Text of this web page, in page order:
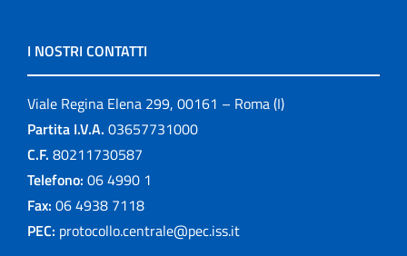
I NOSTRI CONTATTI
Viale Regina Elena 299, 00161 – Roma (I)
Partita I.V.A. 03657731000
C.F. 80211730587
Telefono: 06 4990 1
Fax: 06 4938 7118
PEC: protocollo.centrale@pec.iss.it